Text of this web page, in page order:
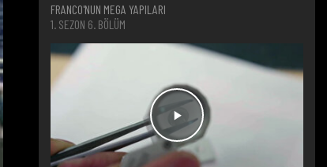
FRANCO'NUN MEGA YAPILARI
1. SEZON 6. BÖLÜM